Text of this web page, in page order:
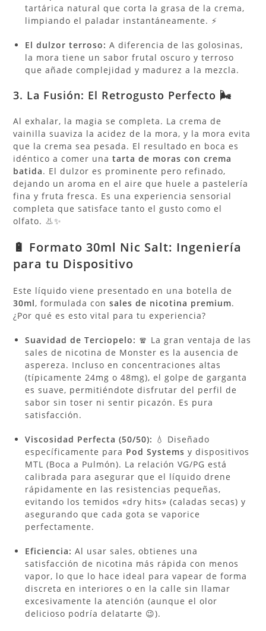
tartárica natural que corta la grasa de la crema,
limpiando el paladar instantáneamente. ⚡
El dulzor terroso: A diferencia de las golosinas,
la mora tiene un sabor frutal oscuro y terroso
que añade complejidad y madurez a la mezcla.
3. La Fusión: El Retrogusto Perfecto 🌬️
Al exhalar, la magia se completa. La crema de
vainilla suaviza la acidez de la mora, y la mora evita
que la crema sea pesada. El resultado en boca es
idéntico a comer unatarta de moras con crema
batida. El dulzor es prominente pero refinado,
dejando un aroma en el aire que huele a pastelería
fina y fruta fresca. Es una experiencia sensorial
completa que satisface tanto el gusto como el
olfato. 👃✨
🔋 Formato 30ml Nic Salt: Ingeniería
para tu Dispositivo
Este líquido viene presentado en una botella de
30ml, formulada consales de nicotina premium.
¿Por qué es esto vital para tu experiencia?
Suavidad de Terciopelo: 🧣 La gran ventaja de las
sales de nicotina de Monster es la ausencia de
aspereza. Incluso en concentraciones altas
(típicamente 24mg o 48mg), el golpe de garganta
es suave, permitiéndote disfrutar del perfil de
sabor sin toser ni sentir picazón. Es pura
satisfacción.
Viscosidad Perfecta (50/50): 💧 Diseñado
específicamente para Pod Systems y dispositivos
MTL (Boca a Pulmón). La relación VG/PG está
calibrada para asegurar que el líquido drene
rápidamente en las resistencias pequeñas,
evitando los temidos «dry hits» (caladas secas) y
asegurando que cada gota se vaporice
perfectamente.
Eficiencia: Al usar sales, obtienes una
satisfacción de nicotina más rápida con menos
vapor, lo que lo hace ideal para vapear de forma
discreta en interiores o en la calle sin llamar
excesivamente la atención (aunque el olor
delicioso podría delatarte 😉).